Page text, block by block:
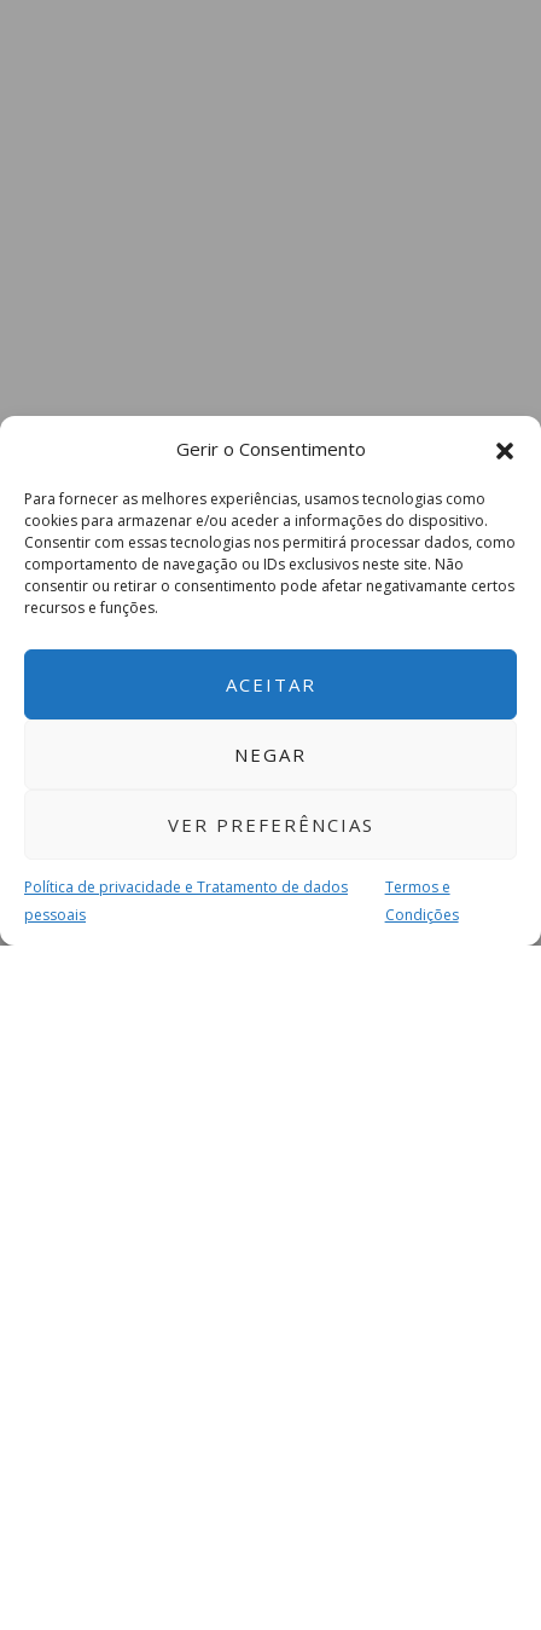
Gerir o Consentimento
Para fornecer as melhores experiências, usamos tecnologias como
cookies para armazenar e/ou aceder a informações do dispositivo.
Consentir com essas tecnologias nos permitirá processar dados, como
comportamento de navegação ou IDs exclusivos neste site. Não
consentir ou retirar o consentimento pode afetar negativamante certos
recursos e funções.
ACEITAR
NEGAR
VER PREFERÊNCIAS
Política de privacidade e Tratamento de dados
pessoais
Termos e
Condições